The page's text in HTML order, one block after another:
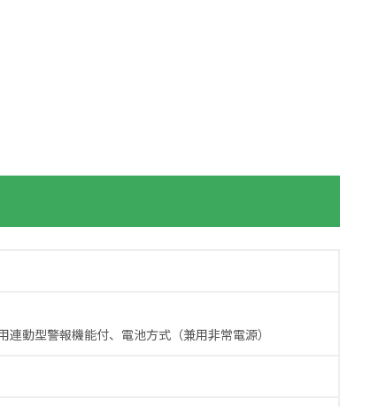
動型警報機能付、電池方式（兼用非常電源）